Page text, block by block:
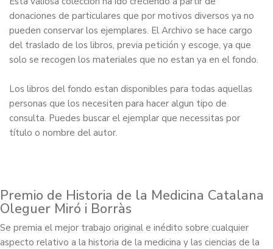
donaciones de particulares que por motivos diversos ya no
pueden conservar los ejemplares. El Archivo se hace cargo
del traslado de los libros, previa petición y escoge, ya que
solo se recogen los materiales que no estan ya en el fondo.
Los libros del fondo estan disponibles para todas aquellas
personas que los necesiten para hacer algun tipo de
consulta. Puedes buscar el ejemplar que necessitas por
título o nombre del autor.
Premio de Historia de la Medicina Catalana
Oleguer Miró i Borràs
Se premia el mejor trabajo original e inédito sobre cualquier
aspecto relativo a la historia de la medicina y las ciencias de la